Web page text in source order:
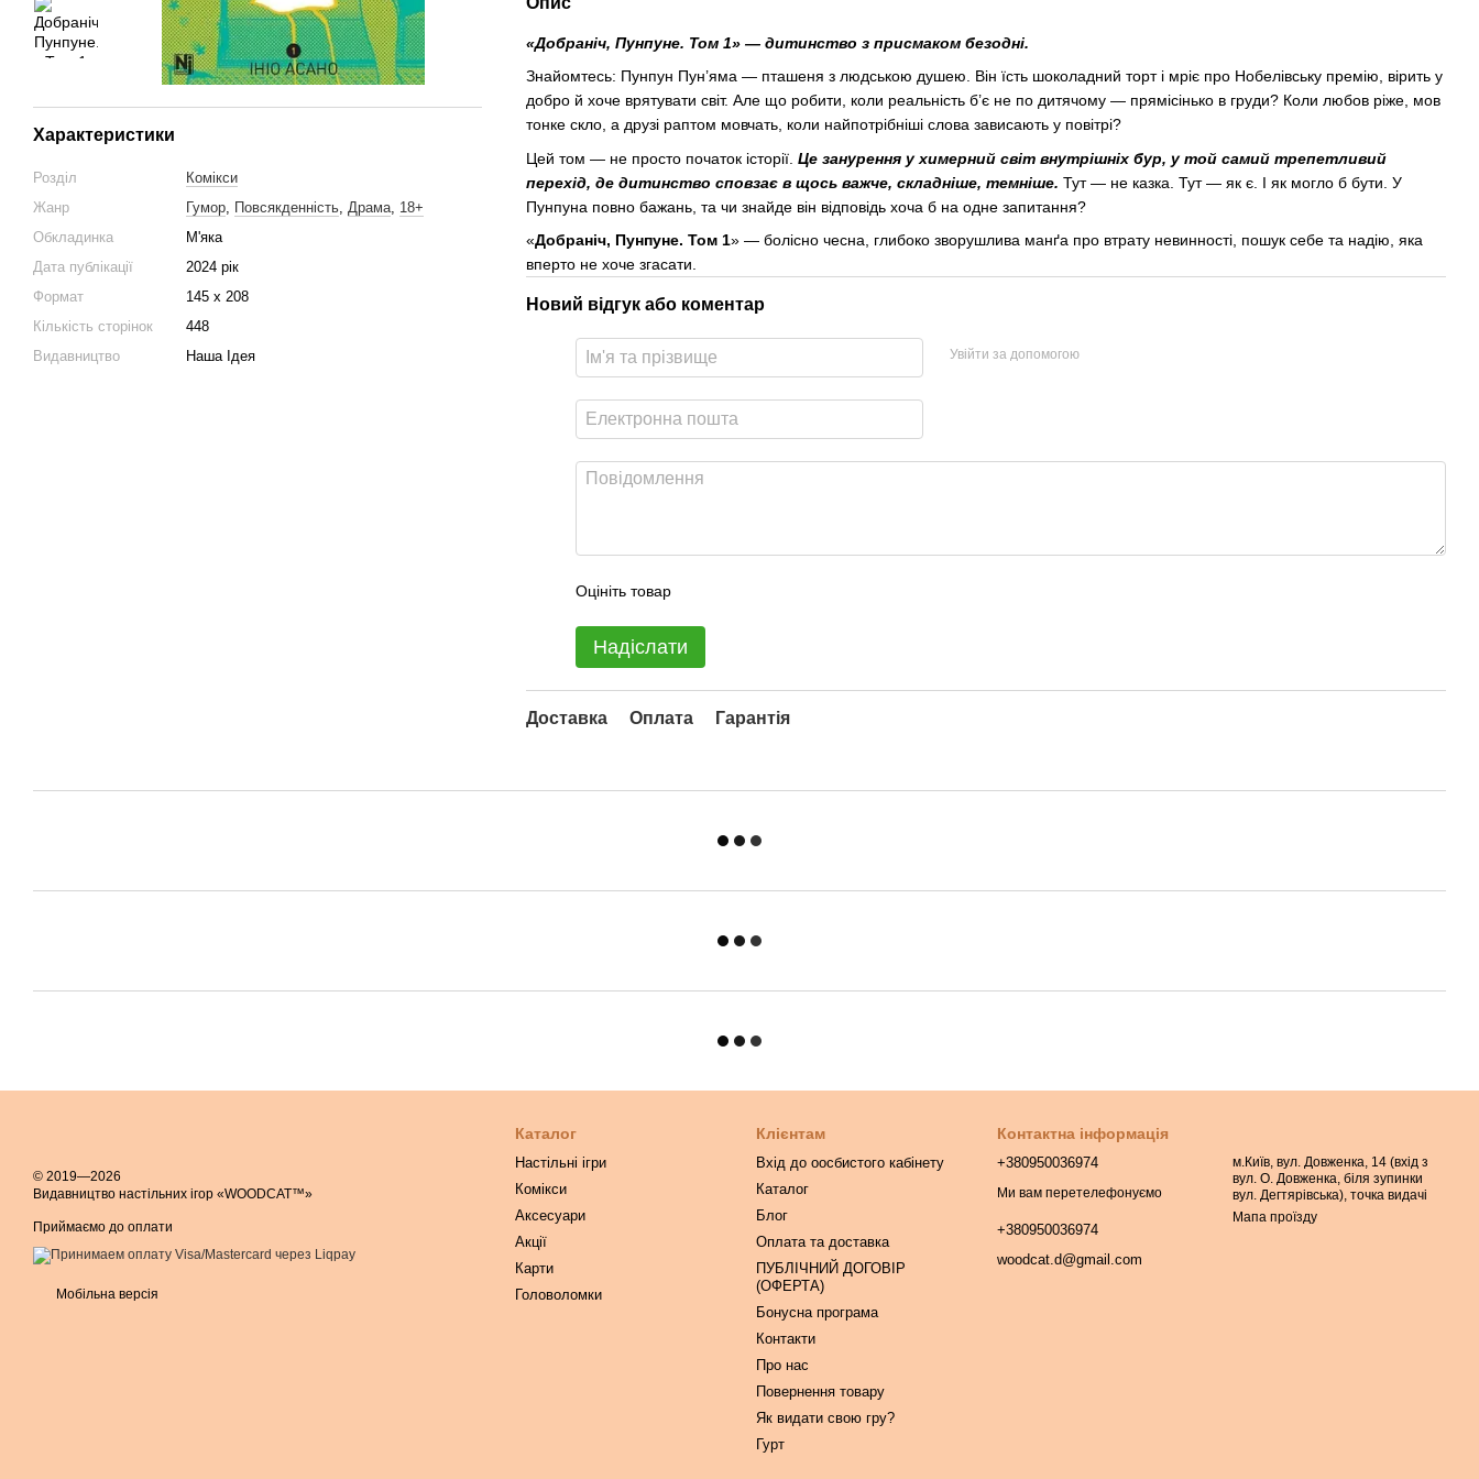
Характеристики
Розділ
Комікси
Жанр
Гумор, Повсякденність, Драма, 18+
Обкладинка
М'яка
Дата публікації
2024 рік
Формат
145 х 208
Кількість сторінок
448
Видавництво
Наша Ідея
«Добраніч, Пунпуне. Том 1» — дитинство з присмаком безодні.
Знайомтесь: Пунпун Пун’яма — пташеня з людською душею. Він їсть шоколадний торт і мріє про Нобелівську премію, вірить у
добро й хоче врятувати світ. Але що робити, коли реальність б’є не по дитячому — прямісінько в груди? Коли любов ріже, мов
тонке скло, а друзі раптом мовчать, коли найпотрібніші слова зависають у повітрі?
Цей том — не просто початок історії. Це занурення у химерний світ внутрішніх бур, у той самий трепетливий
перехід, де дитинство сповзає в щось важче, складніше, темніше. Тут — не казка. Тут — як є. І як могло б бути. У
Пунпуна повно бажань, та чи знайде він відповідь хоча б на одне запитання?
«Добраніч, Пунпуне. Том 1» — болісно чесна, глибоко зворушлива манґа про втрату невинності, пошук себе та надію, яка
вперто не хоче згасати.
Новий відгук або коментар
Увійти за допомогою
Оцініть товар
Надіслати
Доставка Оплата Гарантія
© 2019—2026
Видавництво настільних ігор «WOODCAT™»
Приймаємо до оплати
Мобільна версія
Каталог
Настільні ігри
Комікси
Аксесуари
Акції
Карти
Головоломки
Клієнтам
Вхід до оосбистого кабінету
Каталог
Блог
Оплата та доставка
ПУБЛІЧНИЙ ДОГОВІР
(ОФЕРТА)
Бонусна програма
Контакти
Про нас
Повернення товару
Як видати свою гру?
Гурт
Контактна інформація
+380950036974
Ми вам перетелефонуємо
+380950036974
woodcat.d@gmail.com
м.Київ, вул. Довженка, 14 (вхід з
вул. О. Довженка, біля зупинки
вул. Дегтярівська), точка видачі
Мапа проїзду